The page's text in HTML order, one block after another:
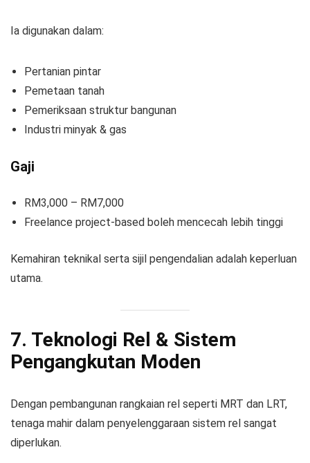
Ia digunakan dalam:
Pertanian pintar
Pemetaan tanah
Pemeriksaan struktur bangunan
Industri minyak & gas
Gaji
RM3,000 – RM7,000
Freelance project-based boleh mencecah lebih tinggi
Kemahiran teknikal serta sijil pengendalian adalah keperluan
utama.
7. Teknologi Rel & Sistem
Pengangkutan Moden
Dengan pembangunan rangkaian rel seperti MRT dan LRT,
tenaga mahir dalam penyelenggaraan sistem rel sangat
diperlukan.